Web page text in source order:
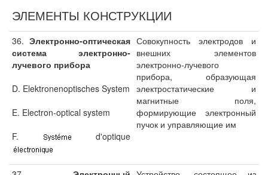
ЭЛЕМЕНТЫ КОНСТРУКЦИИ
36. Электронно-оптическая
система электронно-
лучевого прибора
D. Elektronenoptisches System
E. Electron-optical system
F.
d'optique
Совокупность электродов и
внешних элементов
электронно-лучевого
прибора, образующая
электростатические и
магнитные поля,
формирующие электронный
пучок и управляющие им